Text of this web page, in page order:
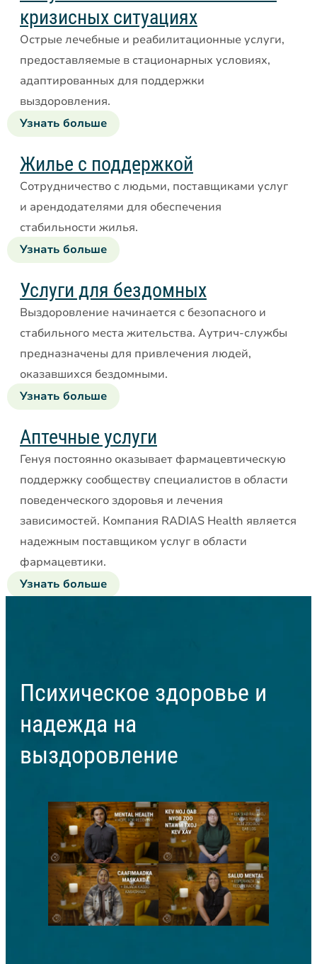
базе
общины
кризисных ситуациях
Острые лечебные и реабилитационные услуги,
предоставляемые в стационарных условиях,
адаптированных для поддержки
выздоровления.
Узнать больше об
услугах
интенсивного
антикризисного
лечения
в
стационаре
Жилье с поддержкой
Сотрудничество с людьми, поставщиками услуг
и арендодателями для обеспечения
стабильности жилья.
Узнать больше
поддерживающем
жилье
Услуги для бездомных
Выздоровление начинается с безопасного и
стабильного места жительства. Аутрич-службы
предназначены для привлечения людей,
оказавшихся бездомными.
Узнать больше об
услугах
для
бездомных
Аптечные услуги
Генуя постоянно оказывает фармацевтическую
поддержку сообществу специалистов в области
поведенческого здоровья и лечения
зависимостей. Компания RADIAS Health является
надежным поставщиком услуг в области
фармацевтики.
Узнать больше об
Психическое здоровье и
надежда на
выздоровление